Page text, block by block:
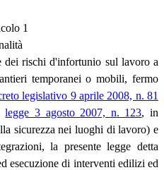
1
dei rischi d'infortunio sul lavoro a
temporanei o mobili, fermo
legislativo 9 aprile 2008, n. 81
legge 3 agosto 2007, n. 123, in
sicurezza nei luoghi di lavoro) e
la presente legge detta
esecuzione di interventi edilizi ed